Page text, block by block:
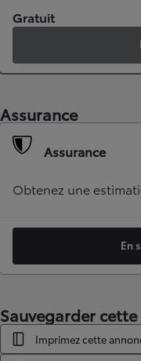
Gratuit
Assurance
Assurance
Obtenez une
En
Sauvegarder
Imprimez cette